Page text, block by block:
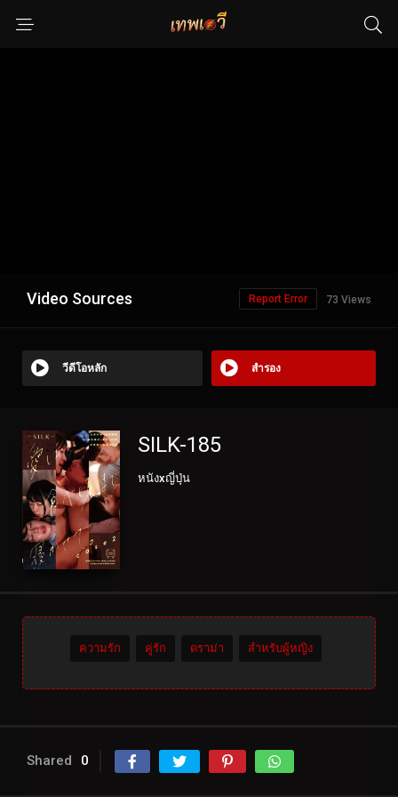
Video Sources 73 Views
Report Error
วีดีโอหลัก สำรอง
SILK-185
หนังxญี่ปุ่น
ความรัก คู่รัก ดราม่า สำหรับผู้หญิง
Shared 0